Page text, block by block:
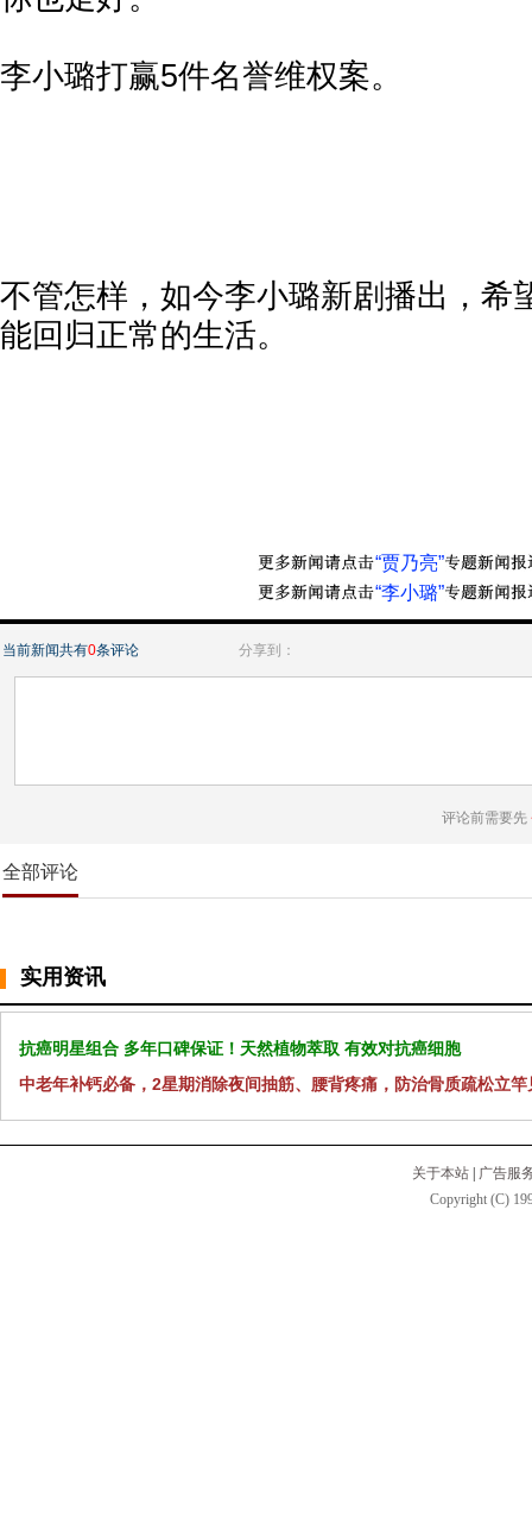
李小璐打赢5件名誉维权案。
不管怎样，如今李小璐新剧播出，希
能回归正常的生活。
“贾乃亮”
“李小璐”
当前新闻共有0条评论 分享到：
评论前需要先
全部评论
实用资讯
抗癌明星组合 多年口碑保证！天然植物萃取 有效对抗癌细胞
中老年补钙必备，2星期消除夜间抽筋、腰背疼痛，防治骨质疏松立竿
关于本站
广告服
Copyright (C)